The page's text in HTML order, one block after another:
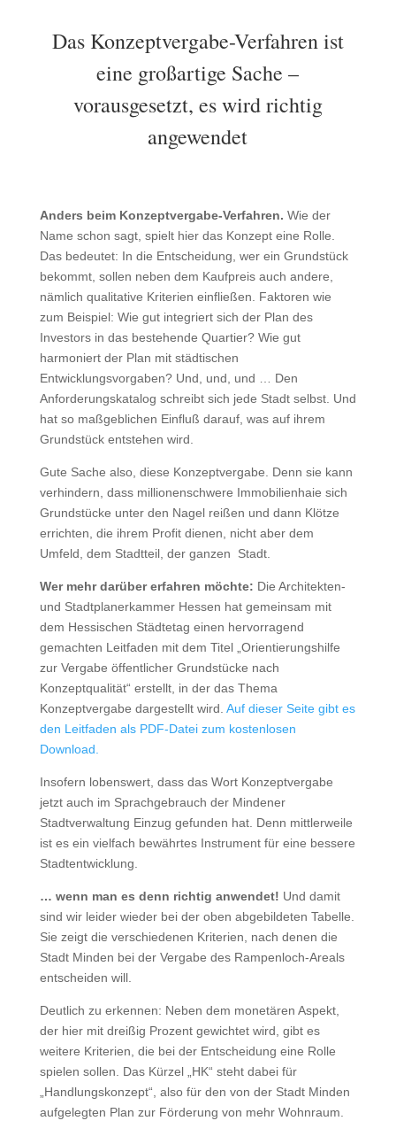
Das Konzeptvergabe-Verfahren ist
eine großartige Sache –
vorausgesetzt, es wird richtig
angewendet
Anders beim Konzeptvergabe-Verfahren. Wie der
Name schon sagt, spielt hier das Konzept eine Rolle.
Das bedeutet: In die Entscheidung, wer ein Grundstück
bekommt, sollen neben dem Kaufpreis auch andere,
nämlich qualitative Kriterien einfließen. Faktoren wie
zum Beispiel: Wie gut integriert sich der Plan des
Investors in das bestehende Quartier? Wie gut
harmoniert der Plan mit städtischen
Entwicklungsvorgaben? Und, und, und … Den
Anforderungskatalog schreibt sich jede Stadt selbst. Und
hat so maßgeblichen Einfluß darauf, was auf ihrem
Grundstück entstehen wird.
Gute Sache also, diese Konzeptvergabe. Denn sie kann
verhindern, dass millionenschwere Immobilienhaie sich
Grundstücke unter den Nagel reißen und dann Klötze
errichten, die ihrem Profit dienen, nicht aber dem
Umfeld, dem Stadtteil, der ganzen Stadt.
Wer mehr darüber erfahren möchte: Die Architekten-
und Stadtplanerkammer Hessen hat gemeinsam mit
dem Hessischen Städtetag einen hervorragend
gemachten Leitfaden mit dem Titel „Orientierungshilfe
zur Vergabe öffentlicher Grundstücke nach
Konzeptqualität“ erstellt, in der das Thema
Konzeptvergabe dargestellt wird. Auf dieser Seite gibt es
den Leitfaden als PDF-Datei zum kostenlosen
Download.
Insofern lobenswert, dass das Wort Konzeptvergabe
jetzt auch im Sprachgebrauch der Mindener
Stadtverwaltung Einzug gefunden hat. Denn mittlerweile
ist es ein vielfach bewährtes Instrument für eine bessere
Stadtentwicklung.
… wenn man es denn richtig anwendet! Und damit
sind wir leider wieder bei der oben abgebildeten Tabelle.
Sie zeigt die verschiedenen Kriterien, nach denen die
Stadt Minden bei der Vergabe des Rampenloch-Areals
entscheiden will.
Deutlich zu erkennen: Neben dem monetären Aspekt,
der hier mit dreißig Prozent gewichtet wird, gibt es
weitere Kriterien, die bei der Entscheidung eine Rolle
spielen sollen. Das Kürzel „HK“ steht dabei für
„Handlungskonzept“, also für den von der Stadt Minden
aufgelegten Plan zur Förderung von mehr Wohnraum.